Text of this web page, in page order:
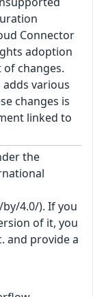
Connector
adoption
changes.
various
changes is
linked to
the
4.0/). If you
of it, you
and provide a